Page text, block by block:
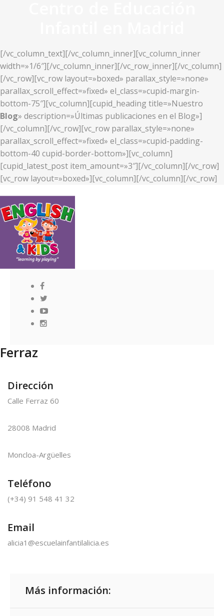
[/vc_column_text][/vc_column_inner][vc_column_inner
width=»1/6″][/vc_column_inner][/vc_row_inner][/vc_column]
[/vc_row][vc_row layout=»boxed» parallax_style=»none»
parallax_scroll_effect=»fixed» el_class=»cupid-margin-
bottom-75″][vc_column][cupid_heading title=»Nuestro
Blog» description=»Últimas publicaciones en el Blog»]
[/vc_column][/vc_row][vc_row parallax_style=»none»
parallax_scroll_effect=»fixed» el_class=»cupid-padding-
bottom-40 cupid-border-bottom»][vc_column]
[cupid_latest_post item_amount=»3″][/vc_column][/vc_row]
[vc_row layout=»boxed»][vc_column][/vc_column][/vc_row]
Ferraz
Dirección
Calle Ferraz 60
28008 Madrid
Moncloa-Argüelles
Teléfono
(+34) 91 548 41 32
Email
alicia1@escuelainfantilalicia.es
Más información: